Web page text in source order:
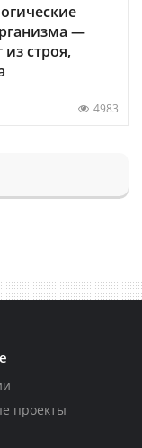
—
строя,
4983
проекты